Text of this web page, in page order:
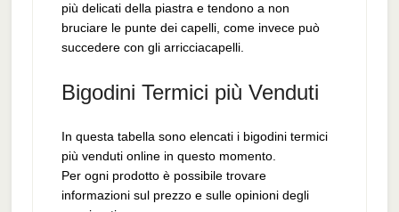
più delicati della piastra e tendono a non
bruciare le punte dei capelli, come invece può
succedere con gli arricciacapelli.
Bigodini Termici più Venduti
In questa tabella sono elencati i bigodini termici
più venduti online in questo momento.
Per ogni prodotto è possibile trovare
informazioni sul prezzo e sulle opinioni degli